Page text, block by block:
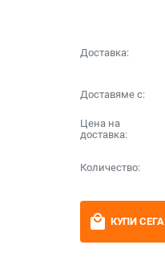
Доставка:
Доставяме с:
Цена на
доставка:
Количество:
local_mall КУПИ СЕГА